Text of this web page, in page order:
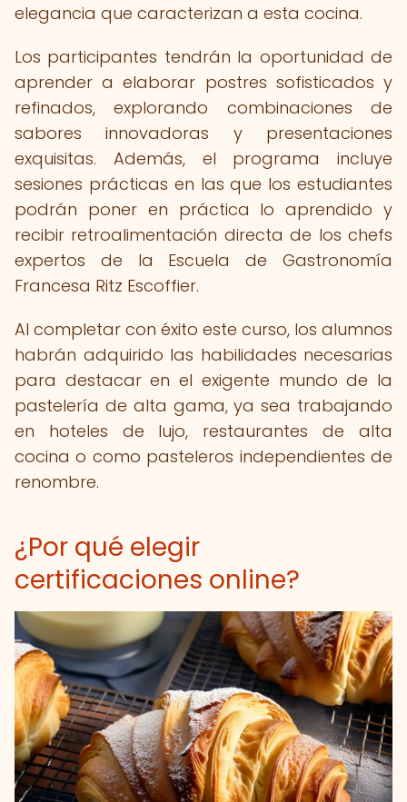
elegancia que caracterizan a esta cocina.
Los participantes tendrán la oportunidad de
aprender a elaborar postres sofisticados y
refinados, explorando combinaciones de
sabores innovadoras y presentaciones
exquisitas. Además, el programa incluye
sesiones prácticas en las que los estudiantes
podrán poner en práctica lo aprendido y
recibir retroalimentación directa de los chefs
expertos de la Escuela de Gastronomía
Francesa Ritz Escoffier.
Al completar con éxito este curso, los alumnos
habrán adquirido las habilidades necesarias
para destacar en el exigente mundo de la
pastelería de alta gama, ya sea trabajando
en hoteles de lujo, restaurantes de alta
cocina o como pasteleros independientes de
renombre.
¿Por qué elegir
certificaciones online?